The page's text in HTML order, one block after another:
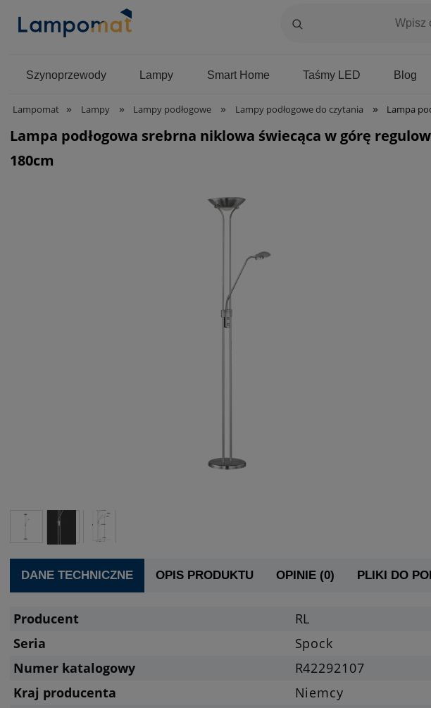
Szynoprzewody Lampy Smart Home Blog
Taśmy LED
Lampomat » Lampy » Lampy podłogowe » Lampy podłogowe do czytania » Lampa
Lampa podłogowa srebrna niklowa świecąca w górę
180cm
DANE TECHNICZNE OPIS PRODUKTU OPINIE (0) PLIKI DO
Producent
RL
Seria
Spock
Numer katalogowy
R42292107
Kraj producenta
Niemcy